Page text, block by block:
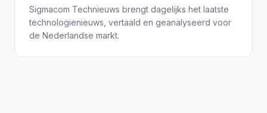
Sigmacom Technieuws brengt dagelijks het laatste
technologienieuws, vertaald en geanalyseerd voor
de Nederlandse markt.